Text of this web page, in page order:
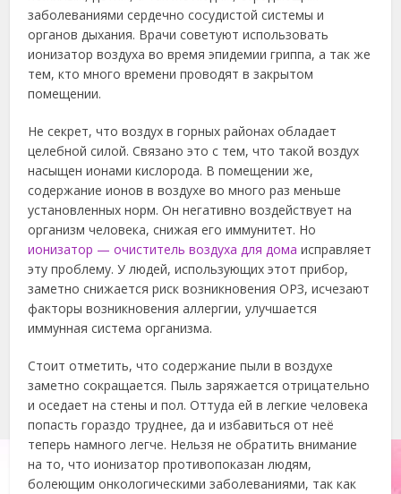
заболеваниями сердечно сосудистой системы и
органов дыхания. Врачи советуют использовать
ионизатор воздуха во время эпидемии гриппа, а так же
тем, кто много времени проводят в закрытом
помещении.
Не секрет, что воздух в горных районах обладает
целебной силой. Связано это с тем, что такой воздух
насыщен ионами кислорода. В помещении же,
содержание ионов в воздухе во много раз меньше
установленных норм. Он негативно воздействует на
организм человека, снижая его иммунитет. Но
ионизатор — очиститель воздуха для дома исправляет
эту проблему. У людей, использующих этот прибор,
заметно снижается риск возникновения ОРЗ, исчезают
факторы возникновения аллергии, улучшается
иммунная система организма.
Стоит отметить, что содержание пыли в воздухе
заметно сокращается. Пыль заряжается отрицательно
и оседает на стены и пол. Оттуда ей в легкие человека
попасть гораздо труднее, да и избавиться от неё
теперь намного легче. Нельзя не обратить внимание
на то, что ионизатор противопоказан людям,
болеющим онкологическими заболеваниями, так как